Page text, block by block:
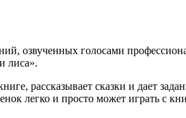
озвученных голосами
лиса».
рассказывает сказки и дает
легко и просто может играть с